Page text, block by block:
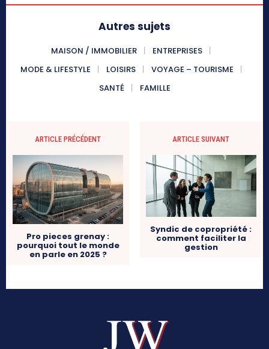
Autres sujets
MAISON / IMMOBILIER
ENTREPRISES
MODE & LIFESTYLE
LOISIRS
VOYAGE – TOURISME
SANTÉ
FAMILLE
ARTICLE PRÉCÉDENT
Pro pieces grenay :
pourquoi tout le monde
en parle en 2025 ?
ARTICLE SUIVANT
Syndic de copropriété :
comment faciliter la
gestion